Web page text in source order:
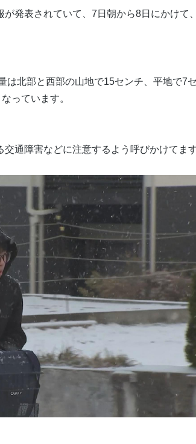
発表されていて、7日朝から8日にかけて
は北部と西部の山地で15センチ、平地で7
っています。
通障害などに注意するよう呼びかけてます